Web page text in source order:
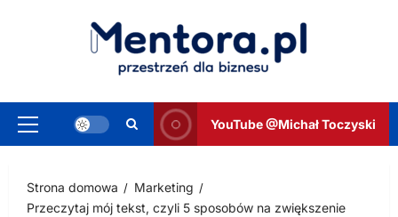
Menu
YouTube @Michał Toczyski
Strona domowa
Marketing
Przeczytaj mój tekst, czyli 5 sposobów na zwiększenie